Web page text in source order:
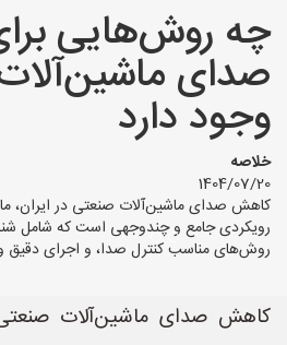
سایر گروه ها
ماشین آلات
چه روش‌هایی
صدای
وجود دارد
خلاصه
1404/07/20
کاهش صدای ماشین‌آلات صنعتی در ایران،
رویکردی جامع و چندوجهی است که شامل
روش‌های مناسب کنترل صدا، و اجرای دقیق
کاهش صدای ماشین‌آلات صنعتی